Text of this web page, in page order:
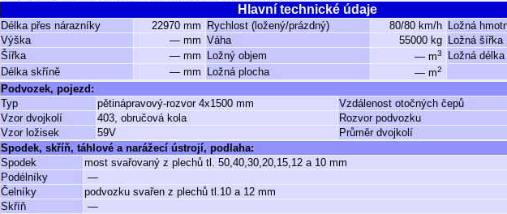
Hlavní technické údaje
Délka přes nárazníky 22970 mm Rychlost (ložený/prázdný) 80/80 km/h Ložná
Výška
— mm Váha 55000 kg Ložná šířka
Šířka
— mm Ložný objem — m3 Ložná délka
Délka skříně
— mm Ložná plocha — m2
Podvozek, pojezd:
Typ
pětinápravový-rozvor 4x1500 mm Vzdálenost otočných čepů
Vzor dvojkolí
403, obručová kola Rozvor podvozku
Vzor ložisek
59V Průměr dvojkolí
Spodek, skříň, táhlové a narážecí ústrojí, podlaha:
Spodek
most svařovaný z plechů tl. 50,40,30,20,15,12 a 10 mm
Podélníky
—
Čelníky
podvozku svařen z plechů tl.10 a 12 mm
Skříň
—